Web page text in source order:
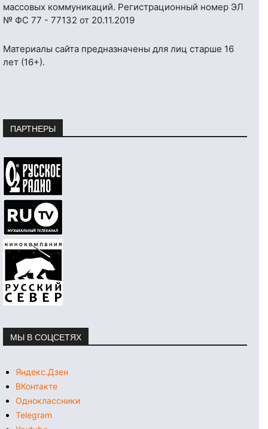
массовых коммуникаций. Регистрационный номер ЭЛ
№ ФС 77 - 77132 от 20.11.2019
Материалы сайта предназначены для лиц старше 16
лет (16+).
ПАРТНЕРЫ
МЫ В СОЦСЕТЯХ
Яндекс.Дзен
ВКонтакте
Одноклассники
Telegram